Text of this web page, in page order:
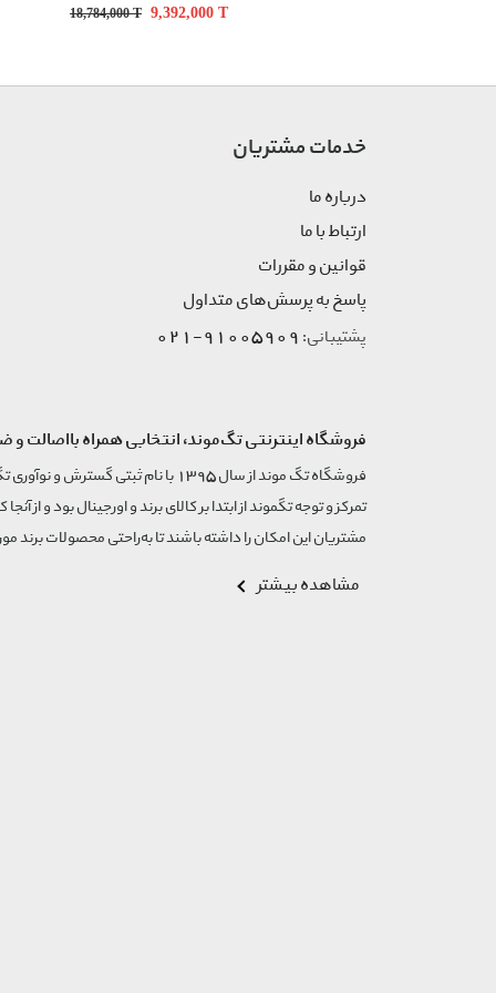
18,784,000T 9,392,000 T
خدمات مشتریان
درباره ما
ارتباط با ما
قوانین و مقررات
پاسخ به پرسش‌های متداول
پشتیبانی: 91005909-021
فروشگاه اینترنتی تگ‌موند، انتخابی همراه بااصالت و
تمرکز و توجه تگموند از ابتدا بر کالای برند و اورجینال بود و از
مشتریان این امکان را داشته باشند تا به‌راحتی محصولات برند
مشاهده بیشتر